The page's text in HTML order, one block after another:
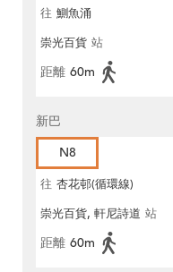
往 鰂魚涌
崇光百貨 站
距離 60m
新巴
N8
往 杏花邨(循環線)
崇光百貨, 軒尼詩道 站
距離 60m